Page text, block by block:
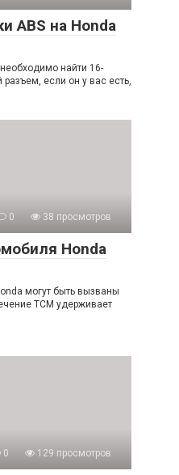
ABS на Honda
найти 16-
разъем, если он у вас есть,
0 38 просмотров
Honda
могут быть вызваны
TCM удерживает
0 129 просмотров